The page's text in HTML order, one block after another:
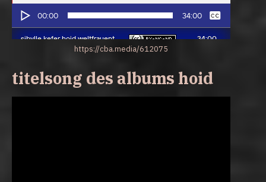
https://cba.media/612075
titelsong des albums hoid